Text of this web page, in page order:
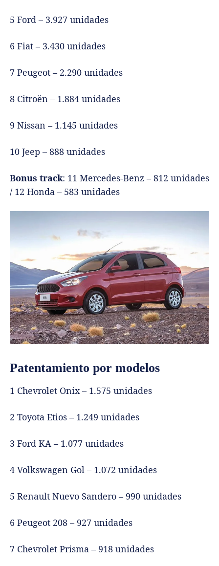
5 Ford – 3.927 unidades
6 Fiat – 3.430 unidades
7 Peugeot – 2.290 unidades
8 Citroën – 1.884 unidades
9 Nissan – 1.145 unidades
10 Jeep – 888 unidades
Bonus track: 11 Mercedes-Benz – 812 unidades
/ 12 Honda – 583 unidades
Patentamiento por modelos
1 Chevrolet Onix – 1.575 unidades
2 Toyota Etios – 1.249 unidades
3 Ford KA – 1.077 unidades
4 Volkswagen Gol – 1.072 unidades
5 Renault Nuevo Sandero – 990 unidades
6 Peugeot 208 – 927 unidades
7 Chevrolet Prisma – 918 unidades